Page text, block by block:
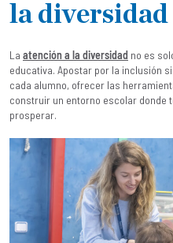
la diversidad
La atención a la diversidad no es
educativa. Apostar por la inclusión
cada alumno, ofrecer las
construir un entorno escolar donde
prosperar.